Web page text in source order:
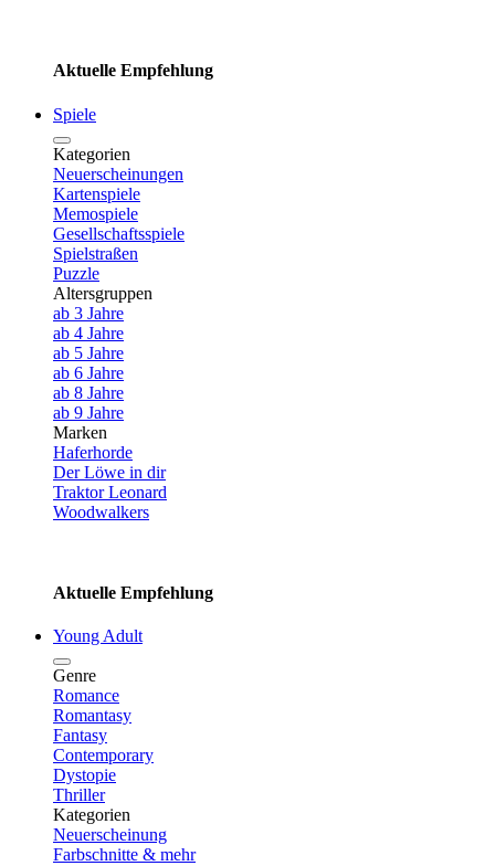
Aktuelle Empfehlung
Spiele
Kategorien
Neuerscheinungen
Kartenspiele
Memospiele
Gesellschaftsspiele
Spielstraßen
Puzzle
Altersgruppen
ab 3 Jahre
ab 4 Jahre
ab 5 Jahre
ab 6 Jahre
ab 8 Jahre
ab 9 Jahre
Marken
Haferhorde
Der Löwe in dir
Traktor Leonard
Woodwalkers
Aktuelle Empfehlung
Young Adult
Genre
Romance
Romantasy
Fantasy
Contemporary
Dystopie
Thriller
Kategorien
Neuerscheinung
Farbschnitte & mehr